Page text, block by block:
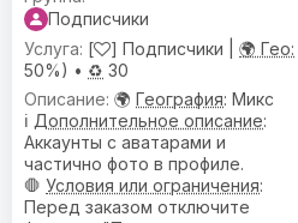
Подписчики
[
] Подписчики | 🌍 Гео:
50%) • ♻️ 30
🌍 География: Микс
ℹ️ Дополнительное описание:
Аккаунты с аватарами и
частично фото в профиле.
🛑 Условия или ограничения:
Перед заказом отключите